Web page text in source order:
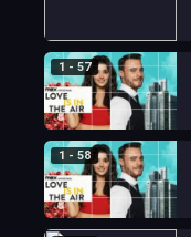
1 - 57
1 - 58